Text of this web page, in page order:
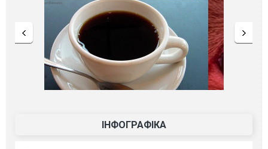
ІНФОГРАФІКА